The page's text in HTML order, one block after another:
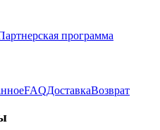
программа
FAQДоставкаВозврат